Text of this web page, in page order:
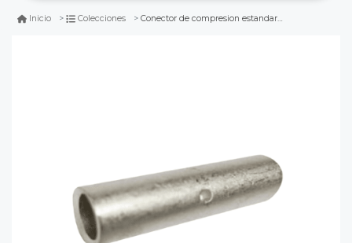
Inicio Colecciones Conector de compresion estandard 8 awg (10mm2) manguito